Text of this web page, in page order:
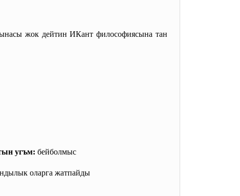
жок дейтин ИКант философиясына тан
угъм: бейболмыс
оларга жатпайды